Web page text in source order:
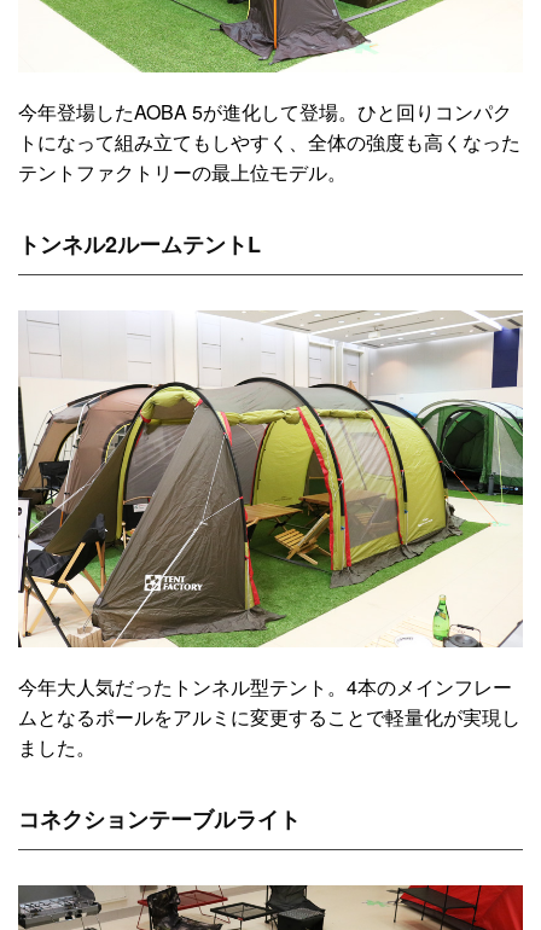
今年登場したAOBA 5が進化して登場。ひと回りコンパク
トになって組み立てもしやすく、全体の強度も高くなった
テントファクトリーの最上位モデル。
トンネル2ルームテントL
今年大人気だったトンネル型テント。4本のメインフレー
ムとなるポールをアルミに変更することで軽量化が実現し
ました。
コネクションテーブルライト